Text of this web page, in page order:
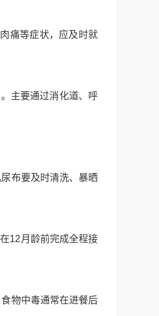
痛等症状，应及时就
主要通过消化道、呼
布要及时清洗、暴晒
12月龄前完成全程接
物中毒通常在进餐后